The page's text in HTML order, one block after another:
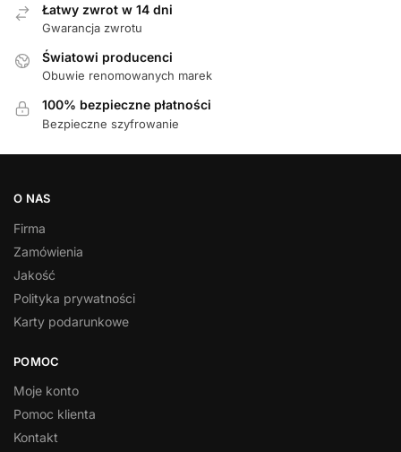
Łatwy zwrot w 14 dni
Gwarancja zwrotu
Światowi producenci
Obuwie renomowanych marek
100% bezpieczne płatności
Bezpieczne szyfrowanie
O NAS
Firma
Zamówienia
Jakość
Polityka prywatności
Karty podarunkowe
POMOC
Moje konto
Pomoc klienta
Kontakt